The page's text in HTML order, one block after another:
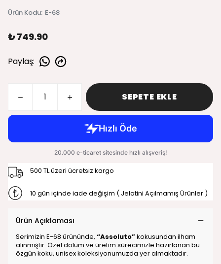
Ürün Kodu: E-68
₺ 749.90
Paylaş:
SEPETE EKLE
500 TL üzeri ücretsiz kargo
10 gün içinde iade değişim ( Jelatini Açılmamış Ürünler )
Ürün Açıklaması
Serimizin E-68 ürününde, “Assoluto”kokusundan ilham
alınmıştır. Özel dolum ve üretim sürecimizle hazırlanan bu
özgün koku, unisex koleksiyonumuzda yer almaktadır.